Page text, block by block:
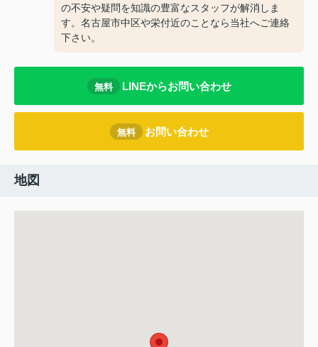
の不安や疑問を知識の豊富なスタッフが解消しま
す。名古屋市中区や栄付近のことなら当社へご連絡
下さい。
無料 LINEからお問い合わせ
無料 お問い合わせ
地図